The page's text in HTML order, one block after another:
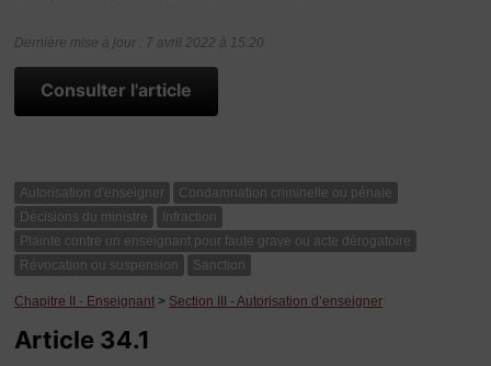
Dernière mise à jour : 7 avril 2022 à 15:20
Consulter l'article
Autorisation d'enseigner
Condamnation criminelle ou pénale
Décisions du ministre
Infraction
Plainte contre un enseignant pour faute grave ou acte dérogatoire
Révocation ou suspension
Sanction
Chapitre II - Enseignant > Section III - Autorisation d’enseigner
Article 34.1